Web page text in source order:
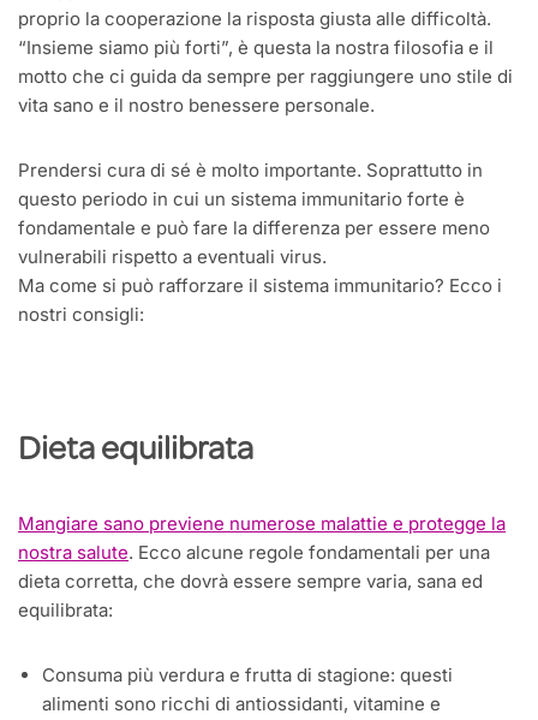
proprio la cooperazione la risposta giusta alle difficoltà.
“Insieme siamo più forti”, è questa la nostra filosofia e il
motto che ci guida da sempre per raggiungere uno stile di
vita sano e il nostro benessere personale.
Prendersi cura di sé è molto importante. Soprattutto in
questo periodo in cui un sistema immunitario forte è
fondamentale e può fare la differenza per essere meno
vulnerabili rispetto a eventuali virus.
Ma come si può rafforzare il sistema immunitario? Ecco i
nostri consigli:
Dieta equilibrata
Mangiare sano previene numerose malattie e protegge la
nostra salute. Ecco alcune regole fondamentali per una
dieta corretta, che dovrà essere sempre varia, sana ed
equilibrata:
Consuma più verdura e frutta di stagione: questi
alimenti sono ricchi di antiossidanti, vitamine e